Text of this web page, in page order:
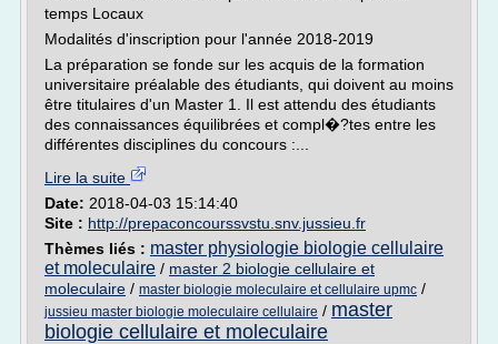
temps Locaux
Modalités d'inscription pour l'année 2018-2019
La préparation se fonde sur les acquis de la formation
universitaire préalable des étudiants, qui doivent au moins
être titulaires d'un Master 1. Il est attendu des étudiants
des connaissances équilibrées et compl�?tes entre les
différentes disciplines du concours :...
Lire la suite
Date: 2018-04-03 15:14:40
Site : http://prepaconcourssvstu.snv.jussieu.fr
Thèmes liés : master physiologie biologie cellulaire
et moleculaire / master 2 biologie cellulaire et
moleculaire / master biologie moleculaire et cellulaire upmc /
jussieu master biologie moleculaire cellulaire / master
biologie cellulaire et moleculaire